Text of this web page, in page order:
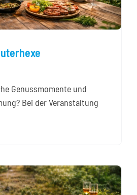
Genussmomente und
Bei der Veranstaltung